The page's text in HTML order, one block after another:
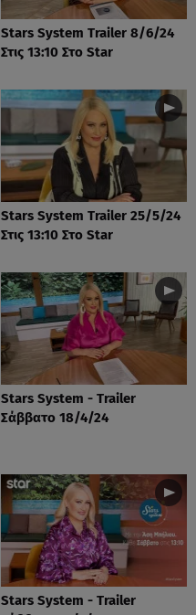
Stars System Trailer 8/6/24
Στις 13:10 Στο Star
Stars System Trailer 25/5/24
Στις 13:10 Στο Star
Stars System - Trailer
Σάββατο 18/4/24
Stars System - Trailer